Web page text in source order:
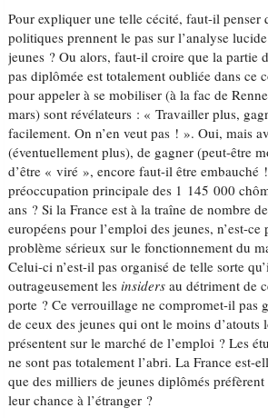
Pour expliquer une telle cécité, faut-il penser
politiques prennent le pas sur l’analyse
jeunes ? Ou alors, faut-il croire que la partie
pas diplômée est totalement oubliée dans ce
pour appeler à se mobiliser (à la fac de
mars) sont révélateurs : « Travailler plus,
facilement. On n’en veut pas ! ». Oui, mais
(éventuellement plus), de gagner (peut-être
d’être « viré », encore faut-il être embauché
préoccupation principale des 1 145 000
ans ? Si la France est à la traîne de nombre
européens pour l’emploi des jeunes, n’est-ce
problème sérieux sur le fonctionnement du
Celui-ci n’est-il pas organisé de telle sorte
outrageusement lesinsiders au détriment de
porte ? Ce verrouillage ne compromet-il pas
de ceux des jeunes qui ont le moins d’atouts
présentent sur le marché de l’emploi ? Les
ne sont pas totalement l’abri. La France est-
que des milliers de jeunes diplômés préfèrent
leur chance à l’étranger ?